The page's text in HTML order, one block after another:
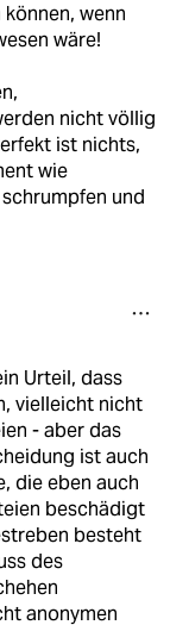
wenn
wäre!
nicht völlig
ist nichts,
wie
und
Urteil, dass
vielleicht nicht
- aber das
ist auch
die eben auch
beschädigt
besteht
des
anonymen